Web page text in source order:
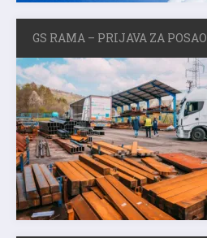
GS RAMA – PRIJAVA ZA POSAO